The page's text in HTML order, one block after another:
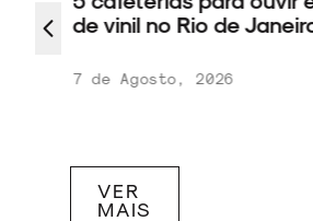
de vinil no Rio de
7 de Agosto, 2026
VER
MAIS